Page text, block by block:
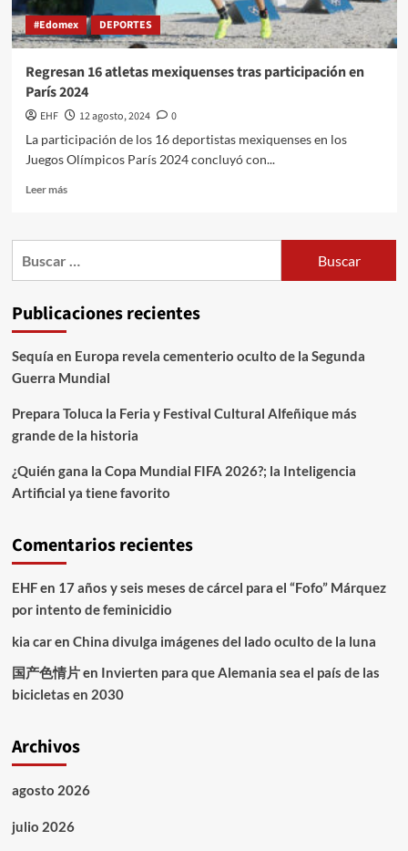
#Edomex DEPORTES
Regresan 16 atletas mexiquenses tras participación en
París 2024
EHF 12 agosto, 2024
0
La participación de los 16 deportistas mexiquenses en los
Juegos Olímpicos París 2024 concluyó con...
Leer más
Publicaciones recientes
Sequía en Europa revela cementerio oculto de la Segunda
Guerra Mundial
Prepara Toluca la Feria y Festival Cultural Alfeñique más
grande de la historia
¿Quién gana la Copa Mundial FIFA 2026?; la Inteligencia
Artificial ya tiene favorito
Comentarios recientes
EHFen 17 años y seis meses de cárcel para el “Fofo” Márquez
por intento de feminicidio
kia caren China divulga imágenes del lado oculto de la luna
国产色情片en Invierten para que Alemania sea el país de las
bicicletas en 2030
Archivos
agosto 2026
julio 2026